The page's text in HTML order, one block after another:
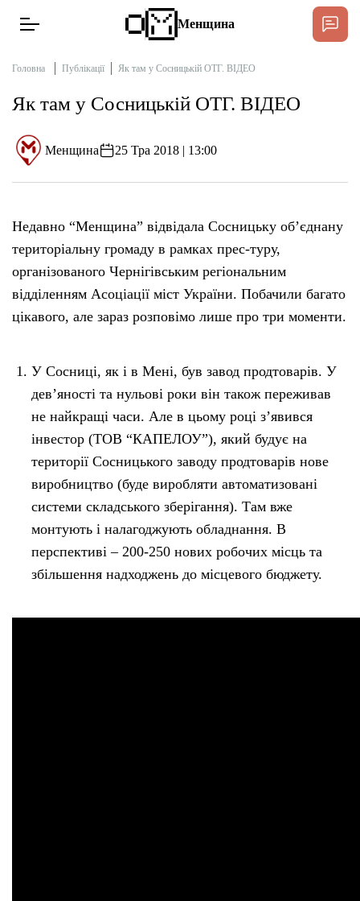
Публікації
Тендери
Довідник
Контакти
Рекламні прайси
Підтримати «місцевих»
Редакційна політика
Менщина
Головна Публікації Як там у Сосницькій ОТГ. ВІДЕО
Як там у Сосницькій ОТГ. ВІДЕО
Менщина 25 Тра 2018 | 13:00
Недавно “Менщина” відвідала Сосницьку об’єднану
територіальну громаду в рамках прес-туру,
організованого Чернігівським регіональним
відділенням Асоціації міст України. Побачили багато
цікавого, але зараз розповімо лише про три моменти.
У Сосниці, як і в Мені, був завод продтоварів. У
дев’яності та нульові роки він також переживав
не найкращі часи. Але в цьому році з’явився
інвестор (ТОВ “КАПЕЛОУ”), який будує на
території Сосницького заводу продтоварів нове
виробництво (буде виробляти автоматизовані
системи складського зберігання). Там вже
монтують і налагоджують обладнання. В
перспективі – 200-250 нових робочих місць та
збільшення надходжень до місцевого бюджету.